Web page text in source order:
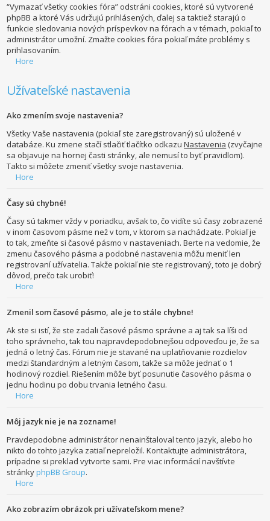
“Vymazať všetky cookies fóra” odstráni cookies, ktoré sú vytvorené
phpBB a ktoré Vás udržujú prihlásených, ďalej sa taktiež starajú o
funkcie sledovania nových príspevkov na fórach a v témach, pokiaľ to
administrátor umožní. Zmažte cookies fóra pokiaľ máte problémy s
prihlasovaním.
Hore
Užívateľské nastavenia
Ako zmením svoje nastavenia?
Všetky Vaše nastavenia (pokiaľ ste zaregistrovaný) sú uložené v
databáze. Ku zmene stačí stlačiť tlačítko odkazuNastavenia (zvyčajne
sa objavuje na hornej časti stránky, ale nemusí to byť pravidlom).
Takto si môžete zmeniť všetky svoje nastavenia.
Hore
Časy sú chybné!
Časy sú takmer vždy v poriadku, avšak to, čo vidíte sú časy zobrazené
v inom časovom pásme než v tom, v ktorom sa nachádzate. Pokiaľ je
to tak, zmeňte si časové pásmo v nastaveniach. Berte na vedomie, že
zmenu časového pásma a podobné nastavenia môžu meniť len
registrovaní užívatelia. Takže pokiaľ nie ste registrovaný, toto je dobrý
dôvod, prečo tak urobiť!
Hore
Zmenil som časové pásmo, ale je to stále chybne!
Ak ste si istí, že ste zadali časové pásmo správne a aj tak sa líši od
toho správneho, tak tou najpravdepodobnejšou odpoveďou je, že sa
jedná o letný čas. Fórum nie je stavané na uplatňovanie rozdielov
medzi štandardným a letným časom, takže sa môže jednať o 1
hodinový rozdiel. Riešením môže byť posunutie časového pásma o
jednu hodinu po dobu trvania letného času.
Hore
Môj jazyk nie je na zozname!
Pravdepodobne administrátor nenainštaloval tento jazyk, alebo ho
nikto do tohto jazyka zatiaľ nepreložil. Kontaktujte administrátora,
prípadne si preklad vytvorte sami. Pre viac informácií navštívte
stránkyphpBB Group.
Hore
Ako zobrazím obrázok pri užívateľskom mene?